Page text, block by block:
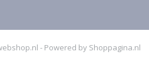
- Powered by Shoppagina.nl